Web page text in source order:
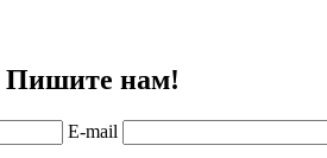
Пишите нам!
E-mail